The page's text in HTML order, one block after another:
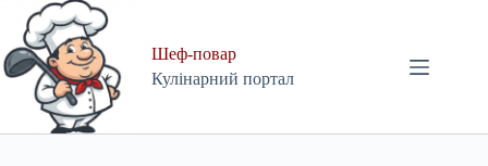
content
Шеф-повар
Кулінарний портал